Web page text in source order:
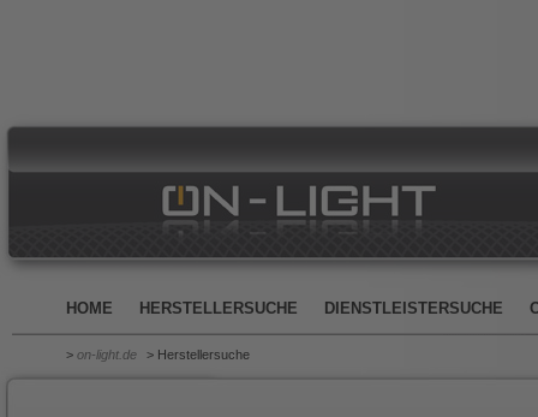
HOME HERSTELLERSUCHE DIENSTLEISTERSUCHE
> on-light.de > Herstellersuche